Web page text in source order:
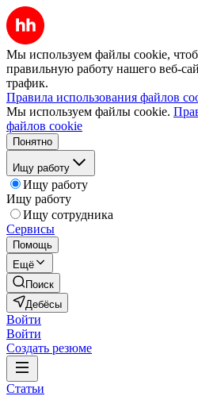
Мы используем файлы cookie,
правильную работу нашего веб-
трафик.
Правила использования файлов
Мы используем файлы cookie.
файлов cookie
Понятно
Ищу работу
Ищу работу
Ищу работу
Ищу сотрудника
Сервисы
Помощь
Ещё
Поиск
Дебёсы
Войти
Войти
Создать резюме
Статьи